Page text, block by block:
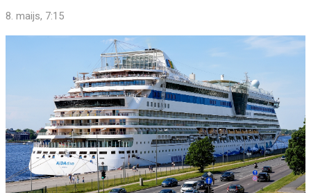
8. maijs, 7:15